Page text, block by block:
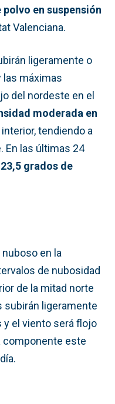
polvo en suspensión
Valenciana.
ligeramente o
las máximas
del nordeste en el
moderada en
tendiendo a
En las últimas 24
23,5 grados de
en la
de nubosidad
de la mitad norte
subirán ligeramente
y el viento será flojo
componente este